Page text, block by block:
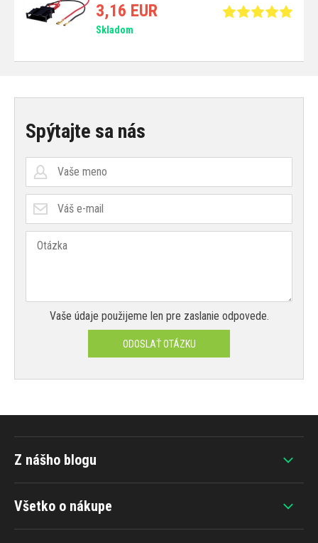
3,16 EUR
Skladom
Spýtajte sa nás
Vaše údaje použijeme len pre zaslanie odpovede.
ODOSLAŤ OTÁZKU
Všetko o nákupe
Z nášho blogu